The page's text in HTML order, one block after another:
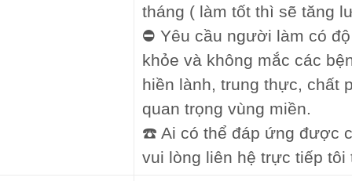
tháng ( làm tốt thì sẽ tăng
⛔ Yêu cầu người làm có
khỏe và không mắc các
hiền lành, trung thực, chất
quan trọng vùng miền.
☎️ Ai có thể đáp ứng được
vui lòng liên hệ trực tiếp tôi